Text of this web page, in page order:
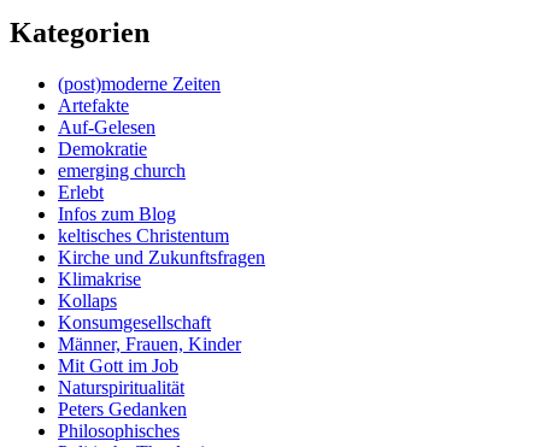
Kategorien
(post)moderne Zeiten
Artefakte
Auf-Gelesen
Demokratie
emerging church
Erlebt
Infos zum Blog
keltisches Christentum
Kirche und Zukunftsfragen
Klimakrise
Kollaps
Konsumgesellschaft
Männer, Frauen, Kinder
Mit Gott im Job
Naturspiritualität
Peters Gedanken
Philosophisches